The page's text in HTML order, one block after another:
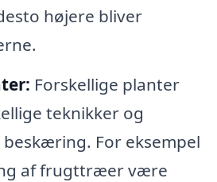
højere bliver
Forskellige planter
teknikker og
For eksempel
af frugttræer være